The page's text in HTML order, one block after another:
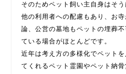
そのためペット飼い主自身はそう
他の利用者への配慮もあり、お
論、公営の墓地もペットの埋葬
ている場合がほとんどです。
近年は考え方の多様化でペット
てくれるペット霊園やペット納